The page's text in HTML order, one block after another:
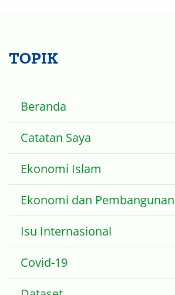
Beranda
Catatan Saya
Ekonomi Islam
Ekonomi dan Pembangunan
Isu Internasional
Covid-19